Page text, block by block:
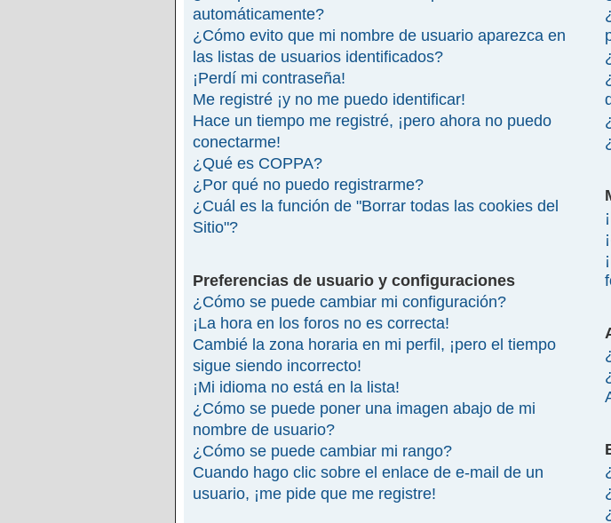
automáticamente?
¿Cómo evito que mi nombre de usuario aparezca en
las listas de usuarios identificados?
¡Perdí mi contraseña!
Me registré ¡y no me puedo identificar!
Hace un tiempo me registré, ¡pero ahora no puedo
conectarme!
¿Qué es COPPA?
¿Por qué no puedo registrarme?
¿Cuál es la función de "Borrar todas las cookies del
Sitio"?
Preferencias de usuario y configuraciones
¿Cómo se puede cambiar mi configuración?
¡La hora en los foros no es correcta!
Cambié la zona horaria en mi perfil, ¡pero el tiempo
sigue siendo incorrecto!
¡Mi idioma no está en la lista!
¿Cómo se puede poner una imagen abajo de mi
nombre de usuario?
¿Cómo se puede cambiar mi rango?
Cuando hago clic sobre el enlace de e-mail de un
usuario, ¡me pide que me registre!